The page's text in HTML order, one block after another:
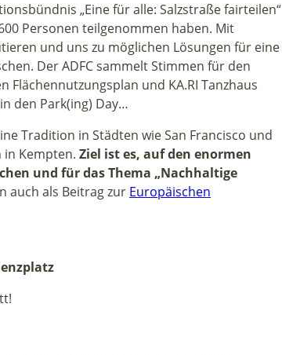
„Eine für alle: Salzstraße fairteilen“
Personen teilgenommen haben. Mit
und uns zu möglichen Lösungen für eine
Der ADFC sammelt Stimmen für den
und KA.RI Tanzhaus
den Park(ing) Day…
Tradition in Städten wie San Francisco und
in Kempten. Ziel ist es, auf den enormen
und für das Thema „Nachhaltige
auch als Beitrag zur Europäischen